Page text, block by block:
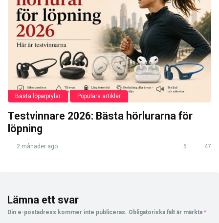
Bästa löparprylar Populära artiklar
Testvinnare 2026: Bästa hörlurarna för
löpning
2 månader ago 5 47
Lämna ett svar
Din e-postadress kommer inte publiceras. Obligatoriska fält är märkta *